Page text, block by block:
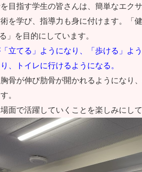
目指す学生の皆さんは、簡単なエク
を学び、指導力も身に付けます。「
」を目的にしています。
立てる」ようになり、「歩ける」よう
、トイレに行けるようになる。
骨が伸び肋骨が開かれるようになり
。
面で活躍していくことを楽しみにして